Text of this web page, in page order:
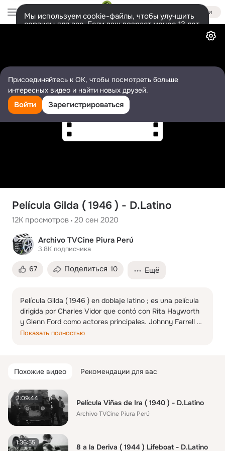
Película Gilda ( 1946 ) - D.Latino
12K просмотров 20 сен 2020
Archivo TVCine Piura Perú
3.8K подписчика
67 Поделиться 10 Ещё
Película Gilda ( 1946 ) en doblaje latino ; es una película
dirigida por Charles Vidor que contó con Rita Hayworth
y Glenn Ford como actores principales. Johnny Farrell
(Glenn Ford) es un jugador estadounidense de poca
decide convertirle en su mano derecha. Cuando Farrell
Hayworth), una antigua amante de Johnny a la que
acabó odiando, todo se complica. Y más aún cuando, de
repente, Mundson desaparece.
Показать полностью
Похожие видео Рекомендации для вас
2:09:44 Película Viñas de Ira ( 1940 ) - D.Latino
Archivo TVCine Piura Perú
1:36:55 8 a la Deriva ( 1944 ) Lifeboat - D.Latino
Войти
Мы используем cookie-файлы, чтобы улучшить
сервисы для вас. Если ваш возраст менее 13 лет,
Присоединяйтесь к ОК, чтобы посмотреть больше
интересных видео и найти новых друзей.
Войти Зарегистрироваться